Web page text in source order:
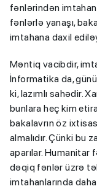
fənlərindən imtahan
fənlərlə yanaşı,
imtahana daxil
Məntiq vacibdir,
İnformatika da,
ki, lazımlı sahədir.
bunlara heç kim
bakalavrın öz
almalıdır. Çünki
aparılar. Humanitar
dəqiq fənlər üzrə
imtahanlarında